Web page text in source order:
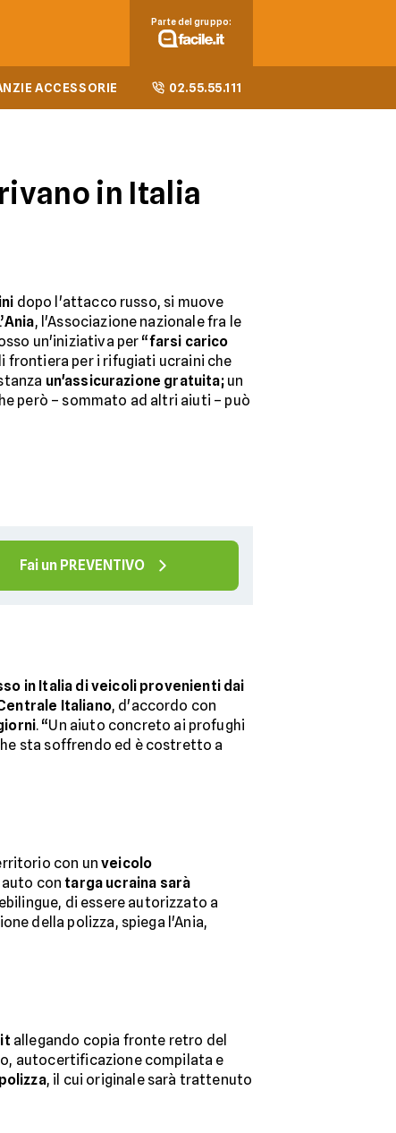
ACCESSORIE 02.55.55.111
Parte del gruppo:
in Italia
dopo l'attacco russo, si muove
Ania, l'Associazione nazionale fra le
un'iniziativa per “farsi carico
frontiera per i rifugiati ucraini che
un'assicurazione gratuita;un
però – sommato ad altri aiuti – può
Fai un PREVENTIVO
in Italia di veicoli provenienti dai
Italiano, d'accordo con
. “Un aiuto concreto ai profughi
sta soffrendo ed è costretto a
con unveicolo
auto con targa ucraina sarà
di essere autorizzato a
della polizza, spiega l'Ania,
allegando copia fronte retro del
autocertificazione compilata e
, il cui originale sarà trattenuto